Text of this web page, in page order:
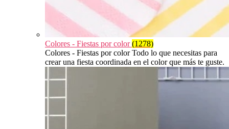
Colores - Fiestas por color(1278)
Colores - Fiestas por color Todo lo que necesitas para
crear una fiesta coordinada en el color que más te guste.